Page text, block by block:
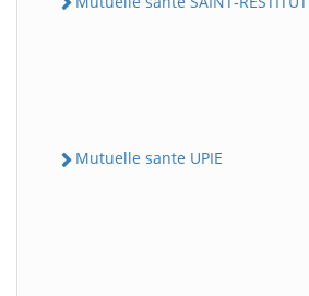
Mutuelle sante UPIE